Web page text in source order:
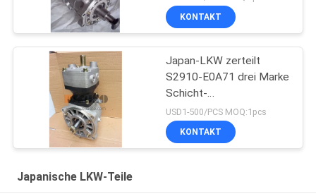
Pumpen-Assy Fors HINO
700 Profia E13C HNTC
KONTAKT
Japan-LKW zerteilt
S2910-E0A71 drei Marke
Schicht-
Luftkompressor-
Pumpen-Assy Fors HINO
700 Profia E13C HNTC
USD1-500/PCS MOQ:1pcs
KONTAKT
Japanische LKW-Teile